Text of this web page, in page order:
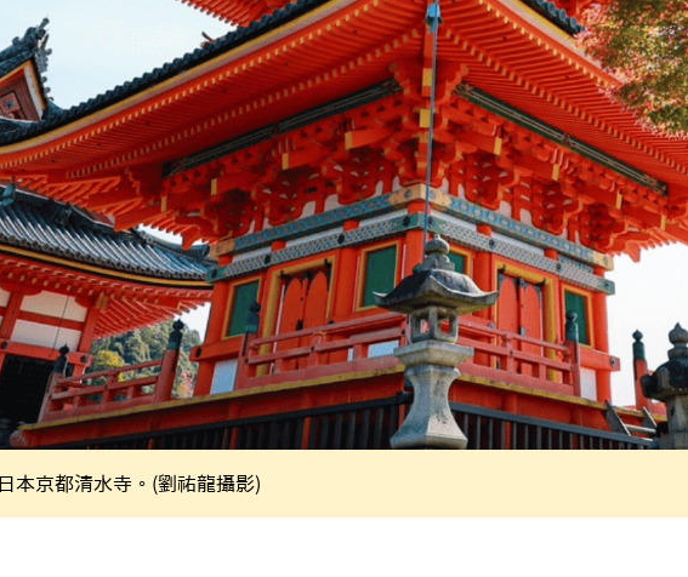
日本京都清水寺。(劉祐龍攝影)